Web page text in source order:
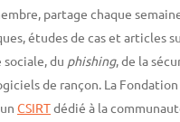
partage chaque
études de cas et articles
du phishing, de la
de rançon. La
CSIRTdédié à la